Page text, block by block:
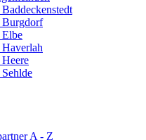
Burgdorf
Elbe
A - Z